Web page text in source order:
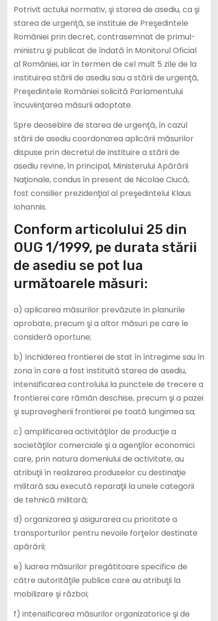
Potrivit actului normativ, şi starea de asediu, ca şi
starea de urgenţă, se instituie de Preşedintele
României prin decret, contrasemnat de primul-
ministru şi publicat de îndată în Monitorul Oficial
al României, iar în termen de cel mult 5 zile de la
instituirea stării de asediu sau a stării de urgenţă,
Preşedintele României solicită Parlamentului
încuviinţarea măsurii adoptate.
Spre deosebire de starea de urgenţă, în cazul
stării de asediu coordonarea aplicării măsurilor
dispuse prin decretul de instituire a stării de
asediu revine, în principal, Ministerului Apărării
Naţionale, condus în present de Nicolae Ciucă,
fost consilier prezidenţial al preşedintelui Klaus
Iohannis.
Conform articolului 25 din
OUG 1/1999, pe durata stării
de asediu se pot lua
următoarele măsuri:
a) aplicarea măsurilor prevăzute în planurile
aprobate, precum şi a altor măsuri pe care le
consideră oportune;
b) închiderea frontierei de stat în întregime sau în
zona în care a fost instituită starea de asediu,
intensificarea controlului la punctele de trecere a
frontierei care rămân deschise, precum şi a pazei
şi supravegherii frontierei pe toată lungimea sa;
c) amplificarea activităţilor de producţie a
societăţilor comerciale şi a agenţilor economici
care, prin natura domeniului de activitate, au
atribuţii în realizarea produselor cu destinaţie
militară sau execută reparaţii la unele categorii
de tehnică militară;
d) organizarea şi asigurarea cu prioritate a
transporturilor pentru nevoile forţelor destinate
apărării;
e) luarea măsurilor pregătitoare specifice de
către autorităţile publice care au atribuţii la
mobilizare şi război;
f) intensificarea măsurilor organizatorice şi de